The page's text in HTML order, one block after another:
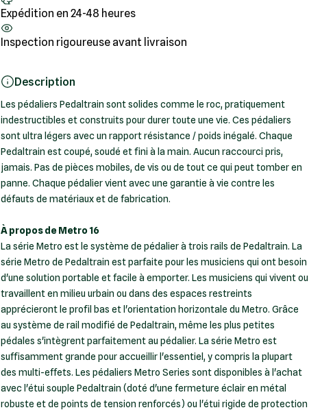
Expédition en 24-48 heures
Inspection rigoureuse avant livraison
Description
Les pédaliers Pedaltrain sont solides comme le roc, pratiquement
indestructibles et construits pour durer toute une vie. Ces pédaliers
sont ultra légers avec un rapport résistance / poids inégalé. Chaque
Pedaltrain est coupé, soudé et fini à la main. Aucun raccourci pris,
jamais. Pas de pièces mobiles, de vis ou de tout ce qui peut tomber en
panne. Chaque pédalier vient avec une garantie à vie contre les
défauts de matériaux et de fabrication.
À propos de Metro 16
La série Metro est le système de pédalier à trois rails de Pedaltrain. La
série Metro de Pedaltrain est parfaite pour les musiciens qui ont besoin
d'une solution portable et facile à emporter. Les musiciens qui vivent ou
travaillent en milieu urbain ou dans des espaces restreints
apprécieront le profil bas et l'orientation horizontale du Metro. Grâce
au système de rail modifié de Pedaltrain, même les plus petites
pédales s'intègrent parfaitement au pédalier. La série Metro est
suffisamment grande pour accueillir l'essentiel, y compris la plupart
des multi-effets. Les pédaliers Metro Series sont disponibles à l'achat
avec l'étui souple Pedaltrain (doté d'une fermeture éclair en métal
robuste et de points de tension renforcés) ou l'étui rigide de protection